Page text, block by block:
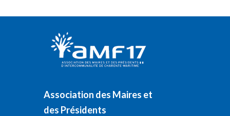
Association des Maires et
des Présidents